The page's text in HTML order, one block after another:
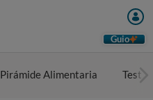
Guio
Pirámide Alimentaria Test